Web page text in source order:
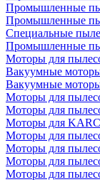
Промышленные
Промышленные
Специальные
Промышленные
Моторы для
Вакуумные
Вакуумные
Моторы для
Моторы для
Моторы для
Моторы для
Моторы для
Моторы для
Моторы для